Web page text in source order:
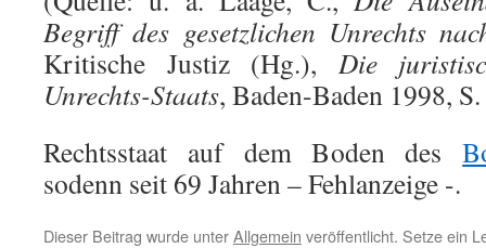
Begriff des gesetzlichen Unrechts
Kritische Justiz (Hg.), Die
Unrechts-Staats, Baden-Baden 1998,
Rechtsstaat auf dem Boden des
sodenn seit 69 Jahren – Fehlanzeige -.
Dieser Beitrag wurde unterAllgemein veröffentlicht. Setze ein